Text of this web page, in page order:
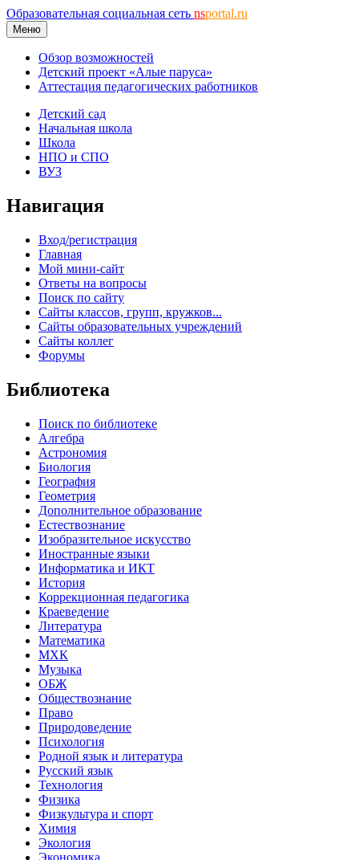
Образовательная социальная сеть nsportal.ru
Меню
Обзор возможностей
Детский проект «Алые паруса»
Аттестация педагогических работников
Детский сад
Начальная школа
Школа
НПО и СПО
ВУЗ
Навигация
Вход/регистрация
Главная
Мой мини-сайт
Ответы на вопросы
Поиск по сайту
Сайты классов, групп, кружков...
Сайты образовательных учреждений
Сайты коллег
Форумы
Библиотека
Поиск по библиотеке
Алгебра
Астрономия
Биология
География
Геометрия
Дополнительное образование
Естествознание
Изобразительное искусство
Иностранные языки
Информатика и ИКТ
История
Коррекционная педагогика
Краеведение
Литература
Математика
МХК
Музыка
ОБЖ
Обществознание
Право
Природоведение
Психология
Родной язык и литература
Русский язык
Технология
Физика
Физкультура и спорт
Химия
Экология
Экономика